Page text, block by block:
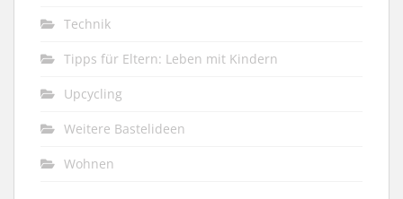
Technik
Tipps für Eltern: Leben mit Kindern
Upcycling
Weitere Bastelideen
Wohnen